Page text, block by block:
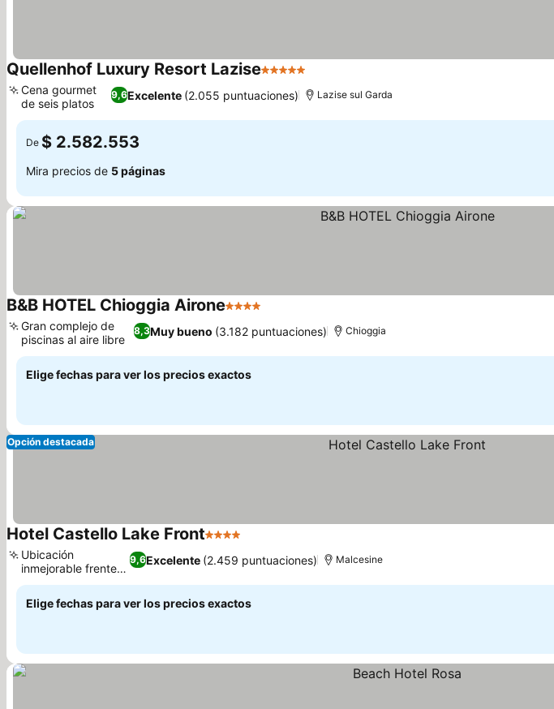
Quellenhof Luxury Resort Lazise5 Estrellas
9,6Excelente (2.055 puntuaciones)
Cena gourmet
de seis platos
Lazise sul Garda
De $ 2.582.553
Mira precios de 5 páginas
B&B HOTEL Chioggia Airone4 Estrellas
8,3Muy bueno (3.182 puntuaciones)
Gran complejo de
piscinas al aire libre
Chioggia
Elige fechas para ver los precios exactos
Opción destacada
Hotel Castello Lake Front4 Estrellas
9,6Excelente (2.459 puntuaciones)
Ubicación
inmejorable frente al
lago
Malcesine
Elige fechas para ver los precios exactos